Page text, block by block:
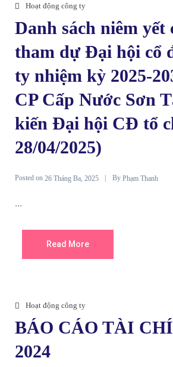
Hoạt động công ty
Danh sách niêm yết
tham dự Đại hội cổ
ty nhiệm kỳ 2025-
CP Cấp Nước Sơn
kiến Đại hội CĐ tổ
28/04/2025)
Posted on 26 Tháng Ba, 2025 By Phạm Thanh
...
Read More
Hoạt động công ty
BÁO CÁO TÀI
2024